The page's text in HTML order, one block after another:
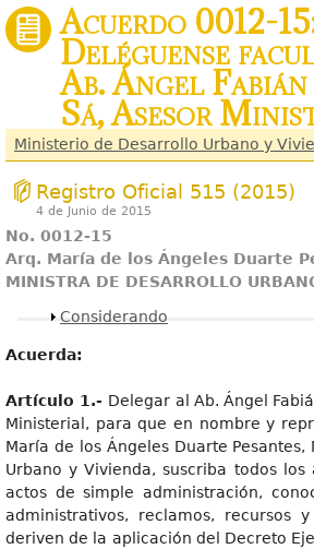
Acuerdo 0012-
Deléguense
Ab. Ángel
Sá, Asesor
Ministerio de Desarrollo Urbano y
Registro Oficial 515 (2015)
4 de Junio de 2015
No. 0012-15
Arq. María de los Ángeles Duarte
MINISTRA DE DESARROLLO
Mostrar
Considerando
Acuerda:
Artícul o 1.- Delegar al Ab. Ángel
Ministerial, para que en nombre y
María de los Ángeles Duarte
Urbano y Vivienda, suscriba todos los
actos de simple administración,
administrativos, reclamos, recursos
deriven de la aplicación del Decreto